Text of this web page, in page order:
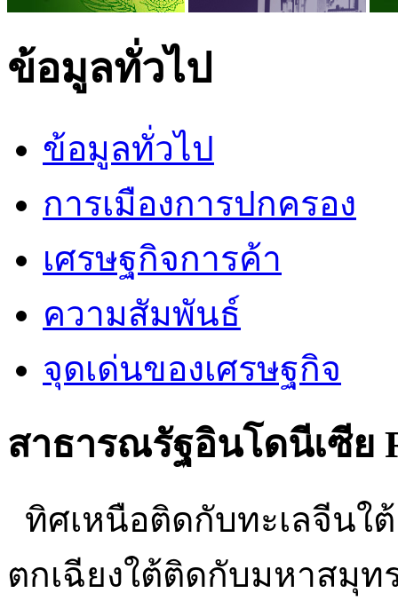
ข้อมูลทั่วไป
ข้อมูลทั่วไป
การเมืองการปกครอง
เศรษฐกิจการค้า
ความสัมพันธ์
จุดเด่นของเศรษฐกิจ
สาธารณรัฐอินโดนีเซีย
ทิศเหนือติดกับทะเลจีน
ตกเฉียงใต้ติดกับมหาสมุ